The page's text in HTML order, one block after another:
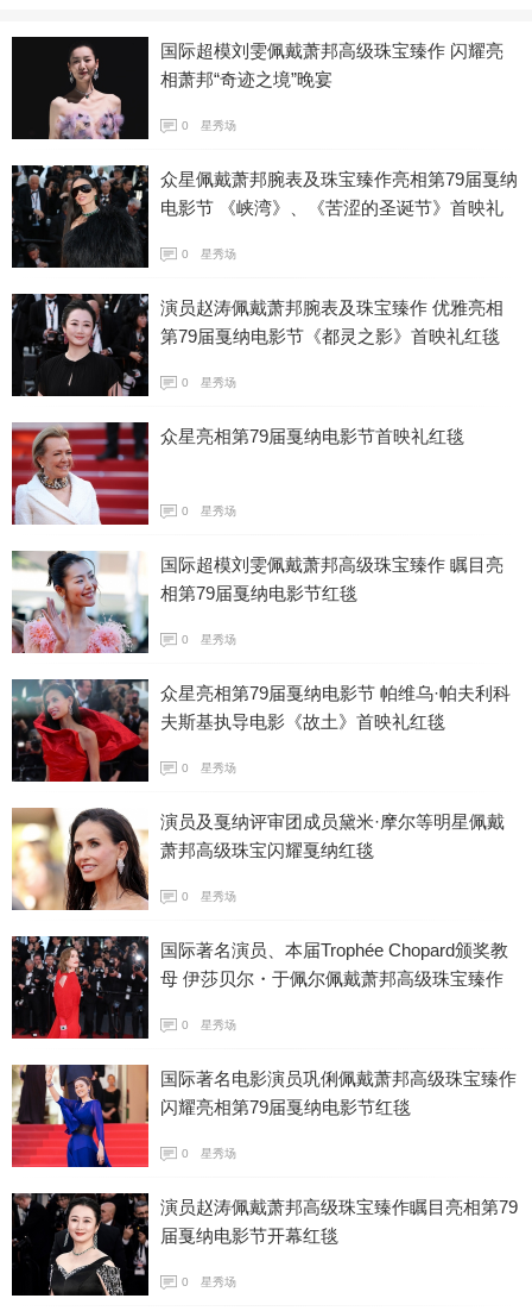
国际超模刘雯佩戴萧邦高级珠宝臻作 闪耀亮
相萧邦“奇迹之境”晚宴
0 星秀场
众星佩戴萧邦腕表及珠宝臻作亮相第79届戛纳
电影节 《峡湾》、《苦涩的圣诞节》首映礼
0 星秀场
演员赵涛佩戴萧邦腕表及珠宝臻作 优雅亮相
第79届戛纳电影节《都灵之影》首映礼红毯
0 星秀场
众星亮相第79届戛纳电影节首映礼红毯
0 星秀场
国际超模刘雯佩戴萧邦高级珠宝臻作 瞩目亮
相第79届戛纳电影节红毯
0 星秀场
众星亮相第79届戛纳电影节 帕维乌·帕夫利科
夫斯基执导电影《故土》首映礼红毯
0 星秀场
演员及戛纳评审团成员黛米·摩尔等明星佩戴
萧邦高级珠宝闪耀戛纳红毯
0 星秀场
国际著名演员、本届Trophée Chopard颁奖教
母 伊莎贝尔・于佩尔佩戴萧邦高级珠宝臻作
0 星秀场
国际著名电影演员巩俐佩戴萧邦高级珠宝臻作
闪耀亮相第79届戛纳电影节红毯
0 星秀场
演员赵涛佩戴萧邦高级珠宝臻作瞩目亮相第79
届戛纳电影节开幕红毯
0 星秀场